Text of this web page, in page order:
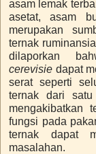
asam lemak
asetat, asam
merupakan
ternak
dilaporkan
cerevisie dapat
serat seperti
ternak dari
mengakibatkan
fungsi pada
ternak dapat
masalahan.